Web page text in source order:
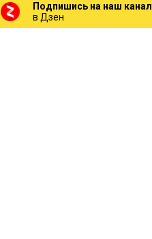
Подпишись на наш канал
в Дзен